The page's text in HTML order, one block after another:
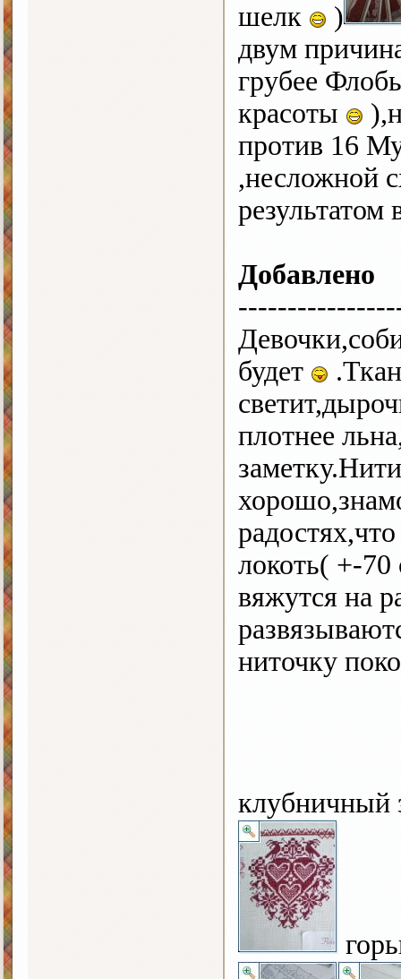
шелк
)
двум
грубее
красоты
против 16
,несложной
Добавлено
будет
плотнее
локоть( +-
вяжутся на
ниточку
клубничный